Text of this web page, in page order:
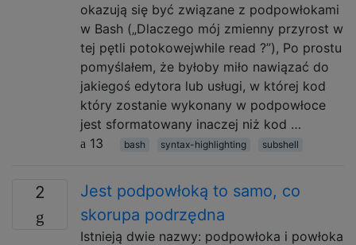
okazują się być związane z podpowłokami
w Bash („Dlaczego mój zmienny przyrost w
tej pętli potokowejwhile read ?”), Po prostu
pomyślałem, że byłoby miło nawiązać do
jakiegoś edytora lub usługi, w której kod
który zostanie wykonany w podpowłoce
jest sformatowany inaczej niż kod …
13
bash syntax-highlighting subshell
2
Jest podpowłoką to samo, co
skorupa podrzędna
Istnieją dwie nazwy: podpowłoka i powłoka